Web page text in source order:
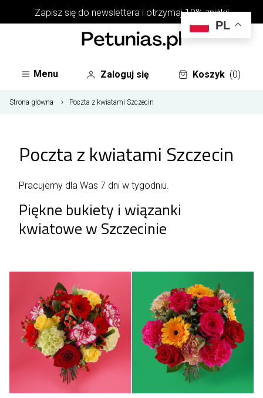
Zapisz się do newsletterai otrzymaj 10% zniżki!
Menu Zaloguj się Koszyk (0)
Strona główna Poczta z kwiatami Szczecin
Poczta z kwiatami Szczecin
Pracujemy dla Was 7 dni w tygodniu.
Piękne bukiety i wiązanki
kwiatowe w Szczecinie
PL